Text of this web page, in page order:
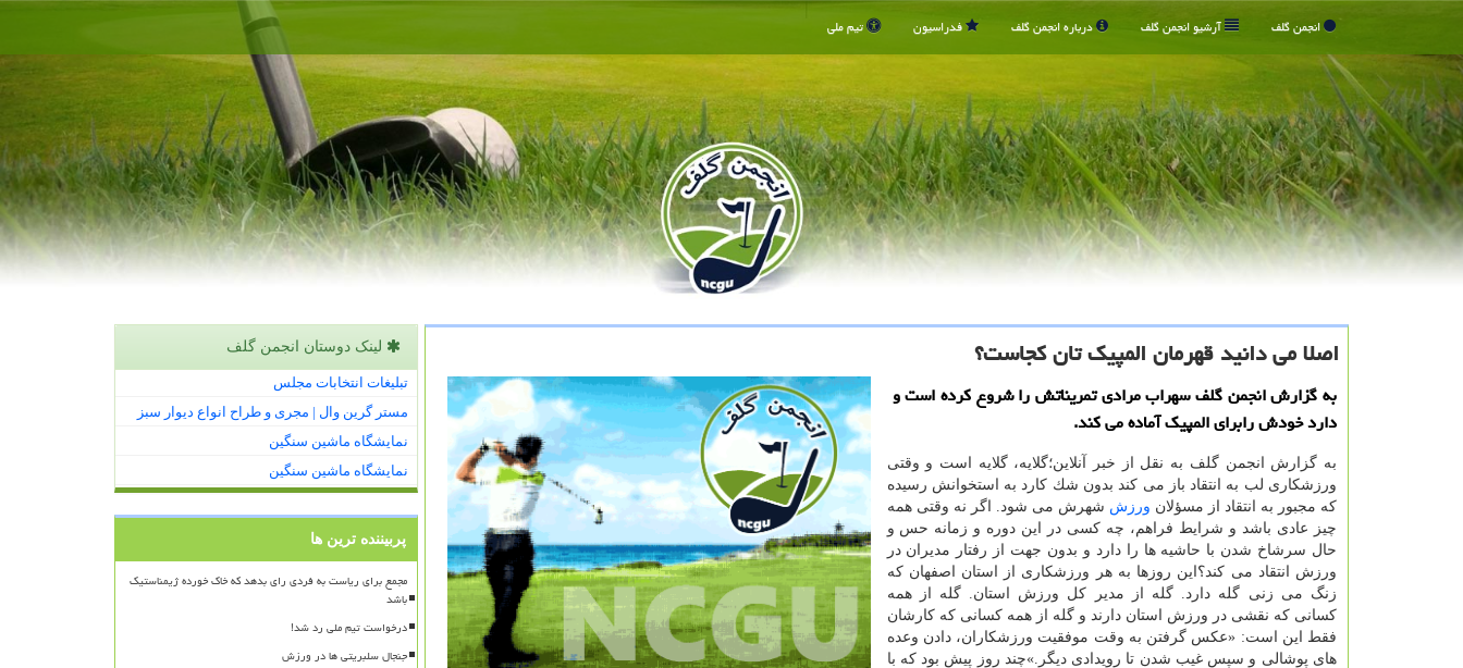
انجمن گلف آرشیو انجمن گلف درباره انجمن گلف فدراسیون تیم ملی
اصلا می دانید قهرمان المپیك تان كجاست؟
به گزارش انجمن گلف سهراب مرادی تمریناتش را شروع كرده است و
دارد خودش رابرای المپیك آماده می كند.
به گزارش انجمن گلف به نقل از خبر آنلاین؛گلایه، گلایه است و وقتی
ورزشكاری لب به انتقاد باز می كند بدون شك كارد به استخوانش رسیده
كه مجبور به انتقاد از مسؤلان ورزش شهرش می شود. اگر نه وقتی همه
چیز عادی باشد و شرایط فراهم، چه كسی در این دوره و زمانه حس و
حال سرشاخ شدن با حاشیه ها را دارد و بدون جهت از رفتار مدیران در
ورزش انتقاد می كند؟این روزها به هر ورزشكاری از استان اصفهان كه
زنگ می زنی گله دارد. گله از مدیر كل ورزش استان. گله از همه
كسانی كه نقشی در ورزش استان دارند و گله از همه كسانی كه كارشان
فقط این است: «عكس گرفتن به وقت موفقیت ورزشكاران، دادن وعده
های پوشالی و سپس غیب شدن تا رویدادی دیگر.»چند روز پیش بود كه با
لینک دوستان انجمن گلف
تبلیغات انتخابات مجلس
مستر گرین وال | مجری و طراح انواع دیوار سبز
نمایشگاه ماشین سنگین
نمایشگاه ماشین سنگین
پربیننده ترین ها
مجمع برای ریاست به فردی رای بدهد که خاک خورده ژیمناستیک
باشد
درخواست تیم ملی رد شد!
جنجال سلبریتی ها در ورزش